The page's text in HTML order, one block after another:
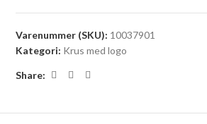
Varenummer (SKU): 10037901
Kategori: Krus med logo
Share: